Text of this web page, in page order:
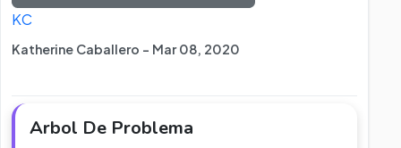
KC
Katherine Caballero - Mar 08, 2020
Arbol De Problema